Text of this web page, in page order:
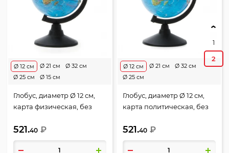
Ø 12 см Ø 21 см
Ø 32 см
Ø 25 см
Ø 15 см
Глобус, диаметр Ø 12 см,
карта физическая, без
Глобен, К011200001
521.40 ₽
Ø 12 см Ø 21 см
Ø 32 см
Ø 25 см
Глобус, диаметр Ø 12 см,
карта политическая, без
Глобен, К011200002
521.40 ₽
1
2